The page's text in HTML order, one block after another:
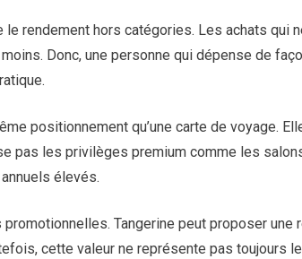
le rendement hors catégories. Les achats qui
Donc, une personne qui dépense de
positionnement qu’une carte de voyage.
pas les privilèges premium comme les
élevés.
Tangerine peut proposer une
cette valeur ne représente pas toujours